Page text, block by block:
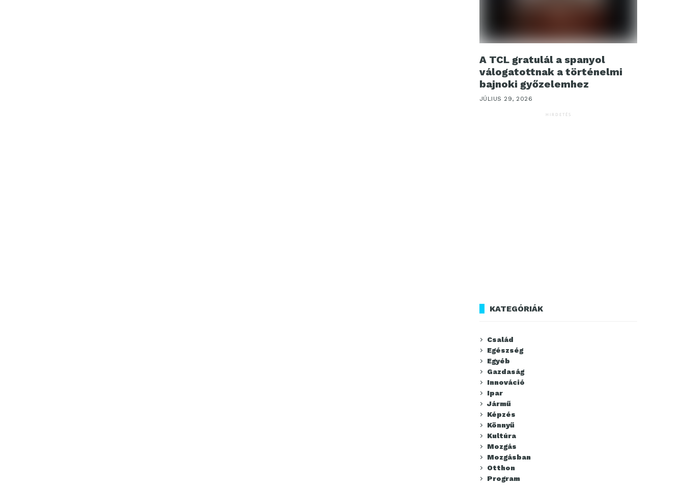
A TCL gratulál a spanyol
válogatottnak a történelmi
bajnoki győzelemhez
JÚLIUS 29, 2026
HIRDETÉS
KATEGÓRIÁK
Család
Egészség
Egyéb
Gazdaság
Innováció
Ipar
Jármű
Képzés
Könnyű
Kultúra
Mozgás
Mozgásban
Otthon
Program